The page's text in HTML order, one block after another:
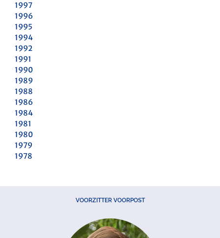
1997
1996
1995
1994
1992
1991
1990
1989
1988
1986
1984
1981
1980
1979
1978
VOORZITTER VOORPOST